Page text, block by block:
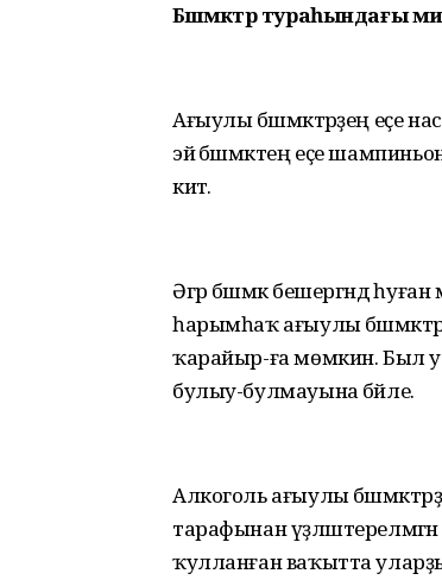
Бәшмәктәр тураһындағы
Ағыулы бәшмәктәрҙең еҫе
эйә бәшмәктең еҫе
китә.
Әгәр бәшмәк бешергәндә
һарымһаҡ ағыулы бәшмәктәр
ҡарайыр-ға мөмкин. Был
булыу-булмауына бәйле.
Алкоголь ағыулы
тарафынан
ҡулланған ваҡытта